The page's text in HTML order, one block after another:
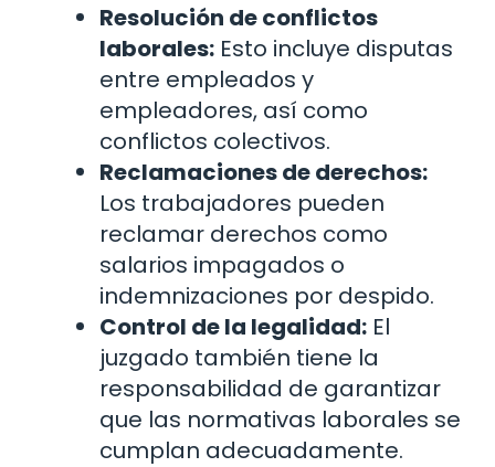
Resolución de conflictos
laborales: Esto incluye disputas
entre empleados y
empleadores, así como
conflictos colectivos.
Reclamaciones de derechos:
Los trabajadores pueden
reclamar derechos como
salarios impagados o
indemnizaciones por despido.
Control de la legalidad: El
juzgado también tiene la
responsabilidad de garantizar
que las normativas laborales se
cumplan adecuadamente.